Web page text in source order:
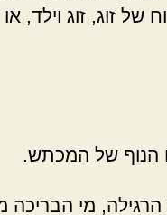
של זוג, זוג וילד,
הנוף של המכתש.
מי הבריכה